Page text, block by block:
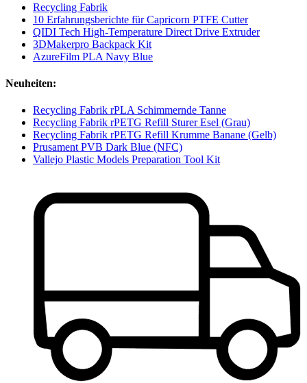
Recycling Fabrik
10 Erfahrungsberichte für Capricorn PTFE Cutter
QIDI Tech High-Temperature Direct Drive Extruder
3DMakerpro Backpack Kit
AzureFilm PLA Navy Blue
Neuheiten:
Recycling Fabrik rPLA Schimmernde Tanne
Recycling Fabrik rPETG Refill Sturer Esel (Grau)
Recycling Fabrik rPETG Refill Krumme Banane (Gelb)
Prusament PVB Dark Blue (NFC)
Vallejo Plastic Models Preparation Tool Kit